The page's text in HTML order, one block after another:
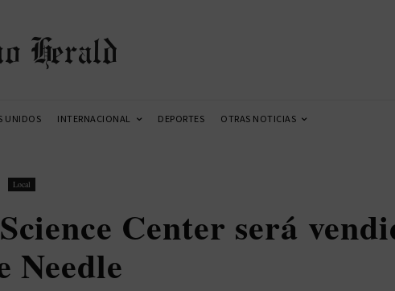
Herald
UNIDOS INTERNACIONAL DEPORTES OTRAS NOTICIAS
Local
Center será
Needle